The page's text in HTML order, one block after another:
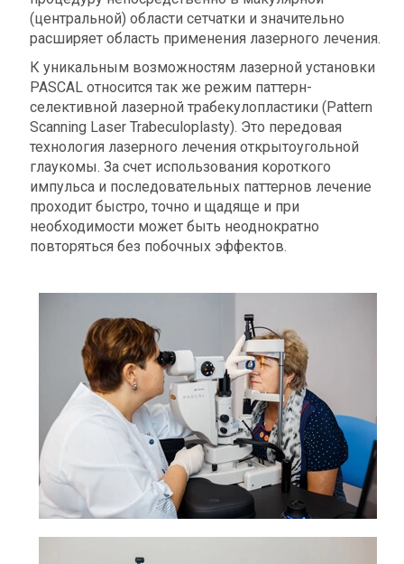
(центральной) области сетчатки и значительно
расширяет область применения лазерного лечения.
К уникальным возможностям лазерной установки
PASCAL относится так же режим паттерн-
селективной лазерной трабекулопластики (Pattern
Scanning Laser Trabeculoplasty). Это передовая
технология лазерного лечения открытоугольной
глаукомы. За счет использования короткого
импульса и последовательных паттернов лечение
проходит быстро, точно и щадяще и при
необходимости может быть неоднократно
повторяться без побочных эффектов.